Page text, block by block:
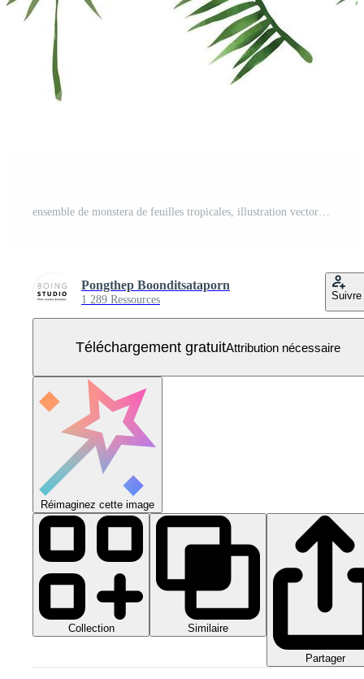
ensemble de monstera de feuilles tropicales, illustration vectorielle de feuilles de forêt sur fond blanc. Vecteur Gratuit
Pongthep Boonditsataporn
1 289 Ressources Suivre
Téléchargement gratuitAttribution nécessaire
Réimaginez cette image
Collection Similaire
Partager